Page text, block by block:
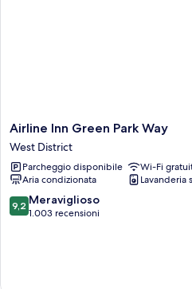
Airline
lnn
Green
Park
Way
West
District
Airline lnn Green Park Way
West District
Parcheggio disponibile
Wi-Fi
Aria condizionata
Lavanderia
9.2
su
9,2 Meraviglioso
1.003 recensioni